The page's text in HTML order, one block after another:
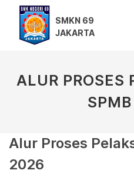
SMKN 69
JAKARTA
ALUR PROSES
Alur Proses
2026